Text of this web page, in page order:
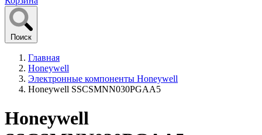
Поиск
Главная
Honeywell
Электронные компоненты Honeywell
Honeywell SSCSMNN030PGAA5
Honeywell